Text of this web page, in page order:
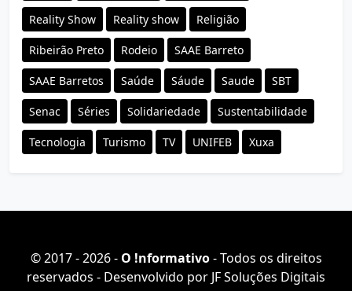
Reality Show Reality show Religião
Ribeirão Preto Rodeio SAAE Barreto
SAAE Barretos Saúde Sáude Saude SBT
Senac Séries Solidariedade Sustentabilidade
Tecnologia Turismo TV UNIFEB Xuxa
© 2017 - 2026 - O ǃnformativo- Todos os direitos
reservados - Desenvolvido por JF Soluções Digitais